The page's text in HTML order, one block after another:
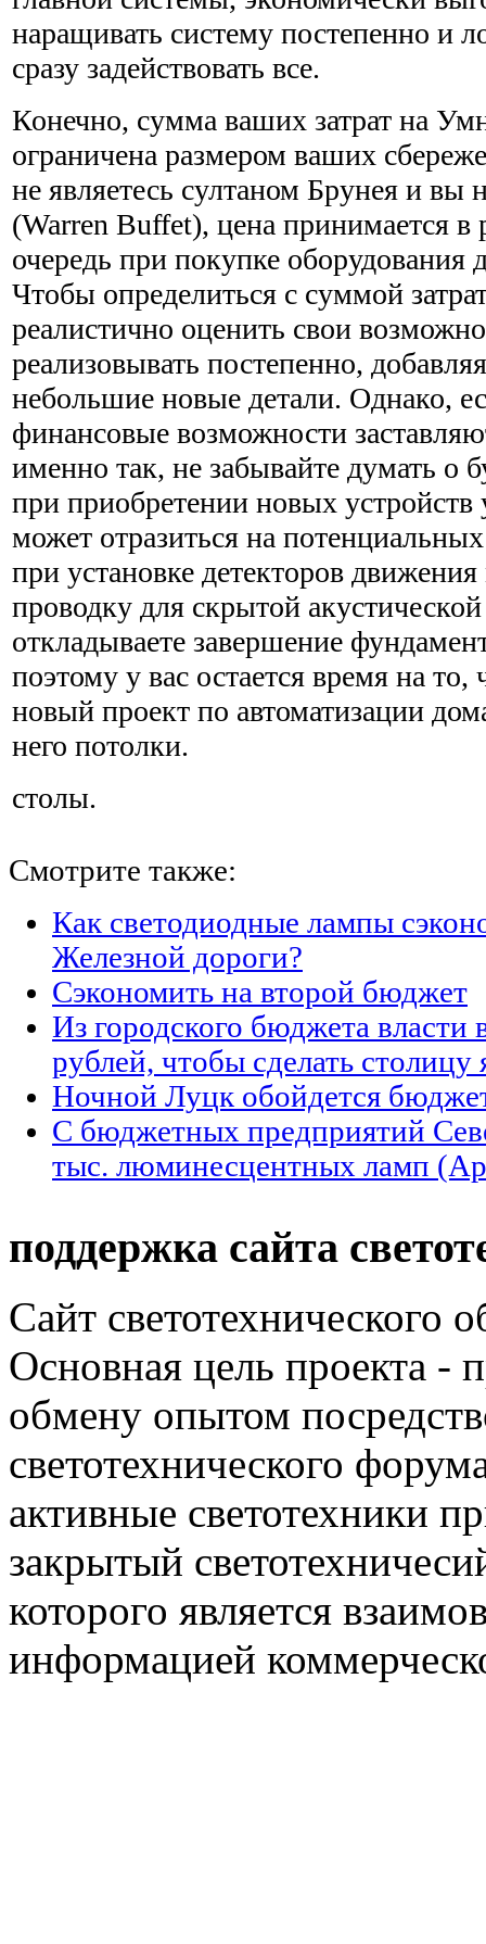
наращивать систему постепенно и
сразу задействовать все.
Конечно, сумма ваших затрат на
ограничена размером ваших
не являетесь султаном Брунея и вы
(Warren Buffet), цена принимается в
очередь при покупке
Чтобы определиться с суммой
реалистично оценить свои
реализовывать постепенно,
небольшие новые детали. Однако,
финансо­вые возможности
именно так, не забывайте думать о
при приобретении новых устройств
может отра­зиться на
при установке детекторов
проводку для скрытой
откладываете завершение
поэтому у вас остается время на
новый проект по автоматизации
него потолки.
столы.
Смотрите также:
Как светодиодные лампы
Железной дороги?
Сэкономить на второй бюджет
Из городского бюджета власти
рублей, чтобы сделать столицу
Ночной Луцк обойдется
С бюджетных предприятий
тыс. люминесцентных ламп
поддержка сайта
Сайт светотехнического
Основная цель проекта -
обмену опытом
светотехнического
активные светотехники
закрытый
которого является
информацией